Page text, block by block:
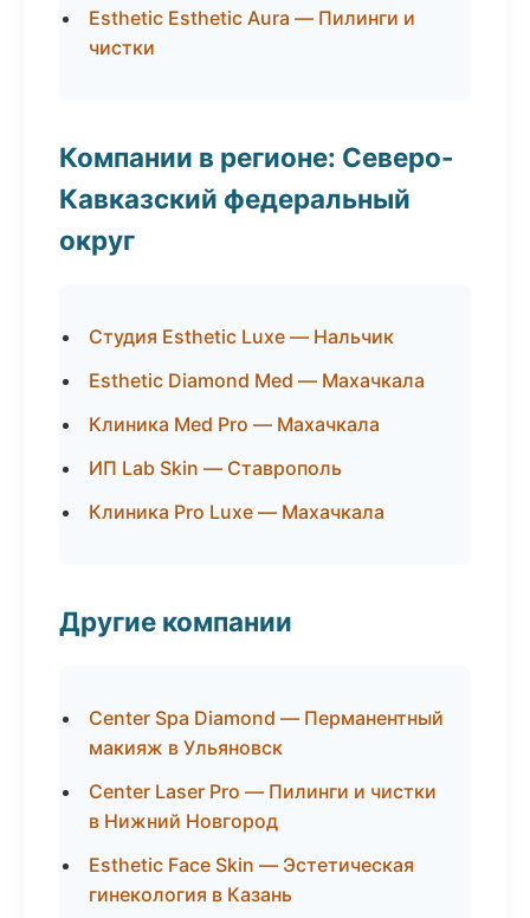
Esthetic Esthetic Aura — Пилинги и
чистки
Компании в регионе: Северо-
Кавказский федеральный
округ
Студия Esthetic Luxe — Нальчик
Esthetic Diamond Med — Махачкала
Клиника Med Pro — Махачкала
ИП Lab Skin — Ставрополь
Клиника Pro Luxe — Махачкала
Другие компании
Center Spa Diamond — Перманентный
макияж в Ульяновск
Center Laser Pro — Пилинги и чистки
в Нижний Новгород
Esthetic Face Skin — Эстетическая
гинекология в Казань